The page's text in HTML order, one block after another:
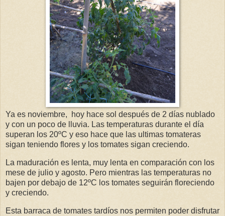
Ya es noviembre, hoy hace sol después de 2 días nublado
y con un poco de lluvia. Las temperaturas durante el día
superan los 20ºC y eso hace que las ultimas tomateras
sigan teniendo flores y los tomates sigan creciendo.
La maduración es lenta, muy lenta en comparación con los
mese de julio y agosto. Pero mientras las temperaturas no
bajen por debajo de 12ºC los tomates seguirán floreciendo
y creciendo.
Esta barraca de tomates tardíos nos permiten poder disfrutar